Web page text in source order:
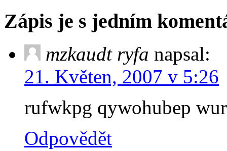
Zápis je s jedním
mzkaudt ryfa napsal:
21. Květen, 2007 v 5:26
rufwkpg qywohubep
Odpovědět